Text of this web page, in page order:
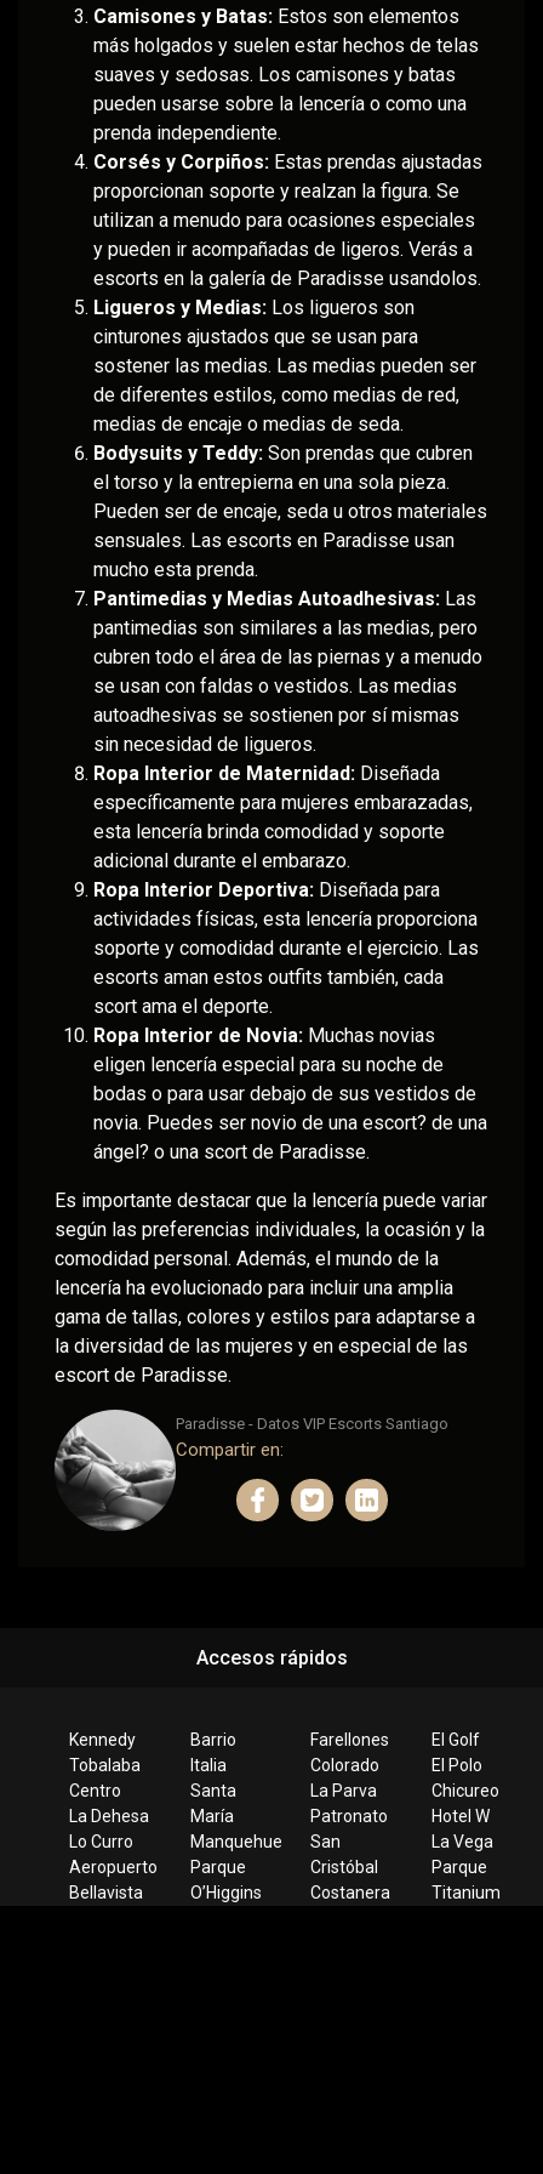
Camisones y Batas: Estos son elementos
más holgados y suelen estar hechos de telas
suaves y sedosas. Los camisones y batas
pueden usarse sobre la lencería o como una
prenda independiente.
Corsés y Corpiños: Estas prendas ajustadas
proporcionan soporte y realzan la figura. Se
utilizan a menudo para ocasiones especiales
y pueden ir acompañadas de ligeros. Verás a
escorts en la galería de Paradisse usandolos.
Ligueros y Medias: Los ligueros son
cinturones ajustados que se usan para
sostener las medias. Las medias pueden ser
de diferentes estilos, como medias de red,
medias de encaje o medias de seda.
Bodysuits y Teddy: Son prendas que cubren
el torso y la entrepierna en una sola pieza.
Pueden ser de encaje, seda u otros materiales
sensuales. Las escorts en Paradisse usan
mucho esta prenda.
Pantimedias y Medias Autoadhesivas: Las
pantimedias son similares a las medias, pero
cubren todo el área de las piernas y a menudo
se usan con faldas o vestidos. Las medias
autoadhesivas se sostienen por sí mismas
sin necesidad de ligueros.
Ropa Interior de Maternidad: Diseñada
específicamente para mujeres embarazadas,
esta lencería brinda comodidad y soporte
adicional durante el embarazo.
Ropa Interior Deportiva: Diseñada para
actividades físicas, esta lencería proporciona
soporte y comodidad durante el ejercicio. Las
escorts aman estos outfits también, cada
scort ama el deporte.
Ropa Interior de Novia: Muchas novias
eligen lencería especial para su noche de
bodas o para usar debajo de sus vestidos de
novia. Puedes ser novio de una escort? de una
ángel? o una scort de Paradisse.
Es importante destacar que la lencería puede variar
según las preferencias individuales, la ocasión y la
comodidad personal. Además, el mundo de la
lencería ha evolucionado para incluir una amplia
gama de tallas, colores y estilos para adaptarse a
la diversidad de las mujeres y en especial de las
escort de Paradisse.
Paradisse - Datos VIP Escorts Santiago
Compartir en:
Accesos rápidos
Kennedy
Tobalaba
Centro
La Dehesa
Lo Curro
Aeropuerto
Bellavista
Barrio
Italia
Santa
María
Manquehue
Parque
O’Higgins
Farellones
Colorado
La Parva
Patronato
San
Cristóbal
Costanera
El Golf
El Polo
Chicureo
Hotel W
La Vega
Parque
Titanium